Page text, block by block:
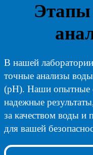
Этапы
В нашей
точные анализы
(pH). Наши опытные
надежные
за качеством воды и
для вашей